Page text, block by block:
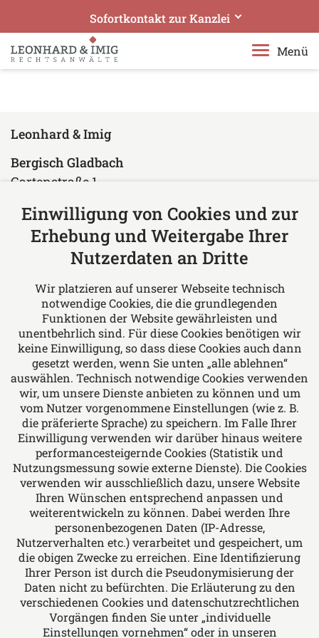
Sofortkontakt zur Kanzlei
Leonhard & Imig Rechtsanwälte
Ihre Experten in Bergisch Gladbach
Senden Sie uns eine E-Mail!
rae@leonhard-imig.de
Datensichere Videotelefonie geschaltet
Menü
Leonhard & Imig
Bergisch Gladbach
Gartenstraße 1
Deutschland
Tel: +49 2204 97610
Fax: +49 2204 976150
Über uns
Leonhard & Imig Rechtsanwälte - Wir bieten
Rechtsberatung in allen Fragen des Arbeits-
und Sozialrechts, Familien- und Erbrechts,
Miet- und Wohnungseigentumsrechts, Bau-
und Architektenrechts, allgemeinen Vertrags-
und Forderungsrechts, Verkehrsrechts und
Medizinrechts.
Folgen Sie uns auf
Das europäische Kanzlei-Netzwerk
Einwilligung von Cookies und zur
Erhebung und Weitergabe Ihrer
Nutzerdaten an Dritte
Wir platzieren auf unserer Webseite technisch
notwendige Cookies, die die grundlegenden
Funktionen der Website gewährleisten und
unentbehrlich sind. Für diese Cookies benötigen wir
keine Einwilligung, so dass diese Cookies auch dann
gesetzt werden, wenn Sie unten „alle ablehnen“
auswählen. Technisch notwendige Cookies verwenden
wir, um unsere Dienste anbieten zu können und um
vom Nutzer vorgenommene Einstellungen (wie z. B.
die präferierte Sprache) zu speichern. Im Falle Ihrer
Einwilligung verwenden wir darüber hinaus weitere
performancesteigernde Cookies (Statistik und
Nutzungsmessung sowie externe Dienste). Die Cookies
verwenden wir ausschließlich dazu, unsere Website
Ihren Wünschen entsprechend anpassen und
weiterentwickeln zu können. Dabei werden Ihre
personenbezogenen Daten (IP-Adresse,
Nutzerverhalten etc.) verarbeitet und gespeichert, um
die obigen Zwecke zu erreichen. Eine Identifizierung
Ihrer Person ist durch die Pseudonymisierung der
Daten nicht zu befürchten. Die Erläuterung zu den
verschiedenen Cookies und datenschutzrechtlichen
Vorgängen finden Sie unter „individuelle
Einstellungen vornehmen“ oder in unseren